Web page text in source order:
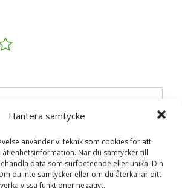
Hantera samtycke
använder vi teknik som cookies för att
enhetsinformation. När du samtycker till
data som surfbeteende eller unika ID:n
du inte samtycker eller om du återkallar ditt
vissa funktioner negativt.